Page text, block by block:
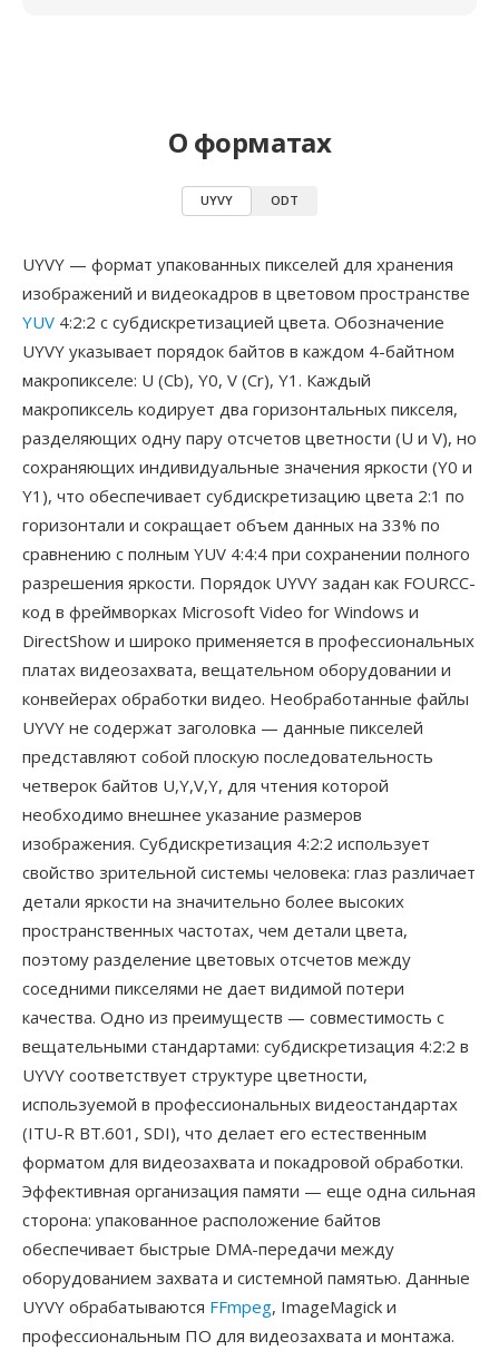
О форматах
UYVY ODT
UYVY — формат упакованных пикселей для хранения
изображений и видеокадров в цветовом пространстве
YUV 4:2:2 с субдискретизацией цвета. Обозначение
UYVY указывает порядок байтов в каждом 4-байтном
макропикселе: U (Cb), Y0, V (Cr), Y1. Каждый
макропиксель кодирует два горизонтальных пикселя,
разделяющих одну пару отсчетов цветности (U и V), но
сохраняющих индивидуальные значения яркости (Y0 и
Y1), что обеспечивает субдискретизацию цвета 2:1 по
горизонтали и сокращает объем данных на 33% по
сравнению с полным YUV 4:4:4 при сохранении полного
разрешения яркости. Порядок UYVY задан как FOURCC-
код в фреймворках Microsoft Video for Windows и
DirectShow и широко применяется в профессиональных
платах видеозахвата, вещательном оборудовании и
конвейерах обработки видео. Необработанные файлы
UYVY не содержат заголовка — данные пикселей
представляют собой плоскую последовательность
четверок байтов U,Y,V,Y, для чтения которой
необходимо внешнее указание размеров
изображения. Субдискретизация 4:2:2 использует
свойство зрительной системы человека: глаз различает
детали яркости на значительно более высоких
пространственных частотах, чем детали цвета,
поэтому разделение цветовых отсчетов между
соседними пикселями не дает видимой потери
качества. Одно из преимуществ — совместимость с
вещательными стандартами: субдискретизация 4:2:2 в
UYVY соответствует структуре цветности,
используемой в профессиональных видеостандартах
(ITU-R BT.601, SDI), что делает его естественным
форматом для видеозахвата и покадровой обработки.
Эффективная организация памяти — еще одна сильная
сторона: упакованное расположение байтов
обеспечивает быстрые DMA-передачи между
оборудованием захвата и системной памятью. Данные
UYVY обрабатываются FFmpeg, ImageMagick и
профессиональным ПО для видеозахвата и монтажа.